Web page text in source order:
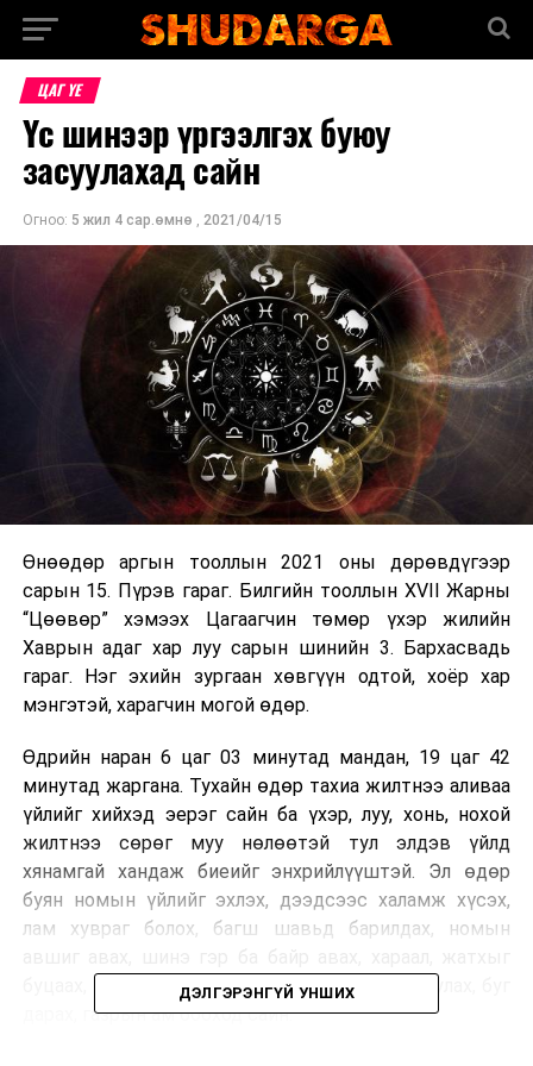
ЦАГ ҮЕ
Үс шинээр үргээлгэх буюу
засуулахад сайн
Огноо: 5 жил 4 сар.өмнө , 2021/04/15
Өнөөдөр аргын тооллын 2021 оны дөрөвдүгээр
сарын 15. Пүрэв гараг. Билгийн тооллын XVII Жарны
“Цөөвөр” хэмээх Цагаагчин төмөр үхэр жилийн
Хаврын адаг хар луу сарын шинийн 3. Бархасвадь
гараг. Нэг эхийн зургаан хөвгүүн одтой, хоёр хар
мэнгэтэй, харагчин могой өдөр.
Өдрийн наран 6 цаг 03 минутад мандан, 19 цаг 42
минутад жаргана. Тухайн өдөр тахиа жилтнээ аливаа
үйлийг хийхэд эерэг сайн ба үхэр, луу, хонь, нохой
жилтнээ сөрөг муу нөлөөтэй тул элдэв үйлд
хянамгай хандаж биеийг энхрийлүүштэй. Эл өдөр
буян номын үйлийг эхлэх, дээдсээс халамж хүсэх,
лам хувраг болох, багш шавьд барилдах, номын
буцаах, газар лусын зан үйл хийх, өр барагдуулах, буг
дарах, газрын ам бооход сайн.
ДЭЛГЭРЭНГҮЙ УНШИХ